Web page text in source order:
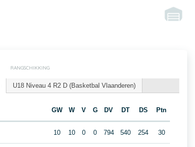
RANGSCHIKKING
U18 Niveau 4 R2 D (Basketbal Vlaanderen)
GW W V G DV DT DS Ptn
10 10 0 0 794 540 254 30